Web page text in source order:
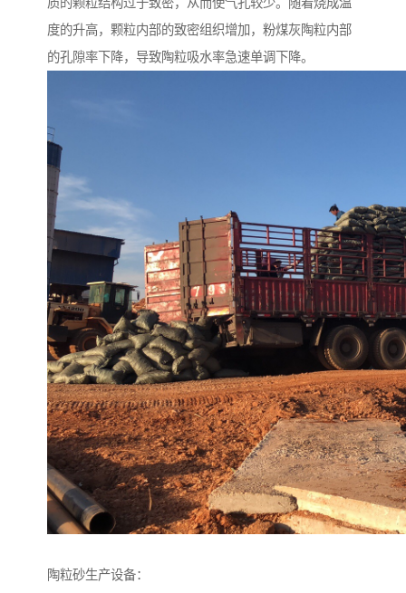
度的升高，颗粒内部的致密组织增加，粉煤灰陶粒内部
的孔隙率下降，导致陶粒吸水率急速单调下降。
陶粒砂生产设备：